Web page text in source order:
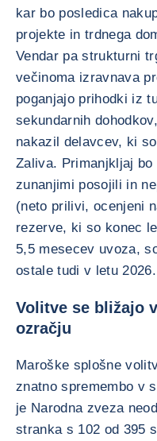
kar bo posledica
projekte in trdnega
Vendar pa strukturni
večinoma izravnava
poganjajo prihodki iz
sekundarnih
nakazil delavcev, ki
Zaliva. Primanjkljaj
zunanjimi posojili in
(neto prilivi, ocenjeni
rezerve, ki so konec
5,5 mesecev uvoza,
ostale tudi v letu 2026.
Volitve se bližajo
ozračju
Maroške splošne
znatno spremembo v
je Narodna zveza
stranka s 102 od 395